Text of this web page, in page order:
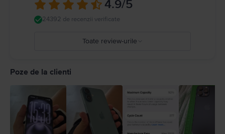
4.9/5
24392 de recenzii verificate
Toate review-urile
Poze de la clienti